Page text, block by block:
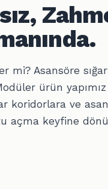
mi? Asansöre
ürün
koridorlara ve
açma keyfine